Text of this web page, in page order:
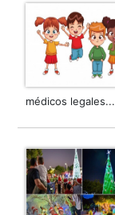
médicos legales...